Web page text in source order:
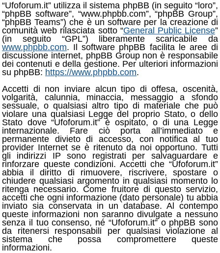
“Ufoforum.it” utilizza il sistema phpBB (in seguito “loro”,
“phpBB software”, “www.phpbb.com”, “phpBB Group”,
“phpBB Teams”) che è un software per la creazione di
comunità web rilasciata sotto “General Public License”
(in seguito “GPL”) liberamente scaricabile da
www.phpbb.com. Il software phpBB facilita le aree di
discussione internet, phpBB Group non è responsabile
dei contenuti e della gestione. Per ulteriori informazioni
su phpBB: https://www.phpbb.com.
Accetti di non inviare alcun tipo di offesa, oscenità,
volgarità, calunnia, minaccia, messaggio a sfondo
sessuale, o qualsiasi altro tipo di materiale che può
violare una qualsiasi Legge del proprio Stato, o dello
Stato dove “Ufoforum.it” è ospitato, o di una Legge
internazionale. Fare ciò porta all’immediato e
permanente divieto di accesso, con notifica al tuo
provider Internet se è ritenuto da noi opportuno. Tutti
gli indirizzi IP sono registrati per salvaguardare e
rinforzare queste condizioni. Accetti che “Ufoforum.it”
abbia il diritto di rimuovere, riscrivere, spostare o
chiudere qualsiasi argomento in qualsiasi momento lo
ritenga necessario. Come fruitore di questo servizio,
accetti che ogni informazione (dato personale) tu abbia
inviato sia conservata in un database. Al contempo
queste informazioni non saranno divulgate a nessuno
senza il tuo consenso, né “Ufoforum.it” o phpBB sono
da ritenersi responsabili per qualsiasi violazione al
sistema che possa compromettere queste
informazioni.